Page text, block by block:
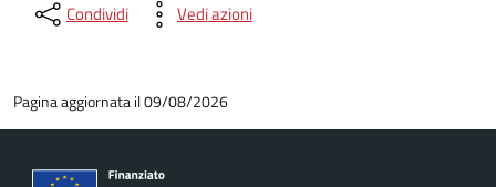
Condividi Vedi azioni
Pagina aggiornata il 09/08/2026